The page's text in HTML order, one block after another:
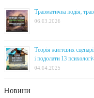
Травматична подія,
06.03.2026
Теорія життєвих
і подолати 13
04.04.2025
Новини